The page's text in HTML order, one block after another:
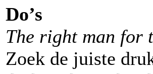
Do’s
The right man for
Zoek de juiste